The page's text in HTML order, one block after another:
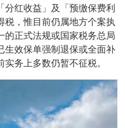
分红收益」及「预缴保费利
税，惟目前仍属地方个案执
的正式法规或国家税务总局
生效保单强制退保或全面补
务上多数仍暂不征税。